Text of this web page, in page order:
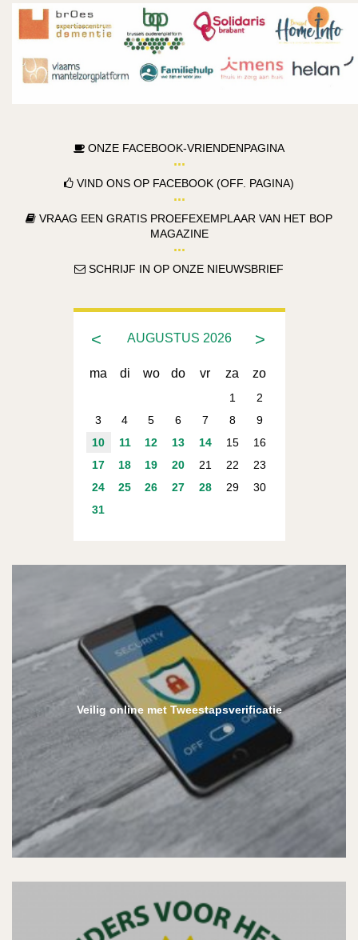
ONZE FACEBOOK-VRIENDENPAGINA
VIND ONS OP FACEBOOK (OFF. PAGINA)
VRAAG EEN GRATIS PROEFEXEMPLAAR VAN HET BOP
MAGAZINE
SCHRIJF IN OP ONZE NIEUWSBRIEF
< >
AUGUSTUS 2026
ma di wo do vr za zo
1
2
3
4 5 6 7 8
9
10
11 12 13 14 15
16
17
18 19 20 21 22
23
24
25 26 27 28 29
30
31
Veilig online met Tweestapsverificatie